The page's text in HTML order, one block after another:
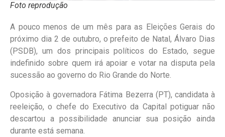
Foto reprodução
A pouco menos de um mês para as Eleições Gerais do
próximo dia 2 de outubro, o prefeito de Natal, Álvaro Dias
(PSDB), um dos principais políticos do Estado, segue
indefinido sobre quem irá apoiar e votar na disputa pela
sucessão ao governo do Rio Grande do Norte.
Oposição à governadora Fátima Bezerra (PT), candidata à
reeleição, o chefe do Executivo da Capital potiguar não
descartou a possibilidade anunciar sua posição ainda
durante está semana.